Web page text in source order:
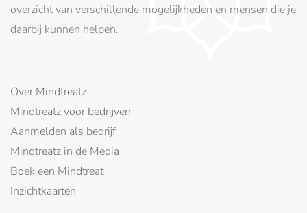
overzicht van verschillende mogelijkheden en mensen die je
daarbij kunnen helpen.
Over Mindtreatz
Mindtreatz voor bedrijven
Aanmelden als bedrijf
Mindtreatz in de Media
Boek een Mindtreat
Inzichtkaarten